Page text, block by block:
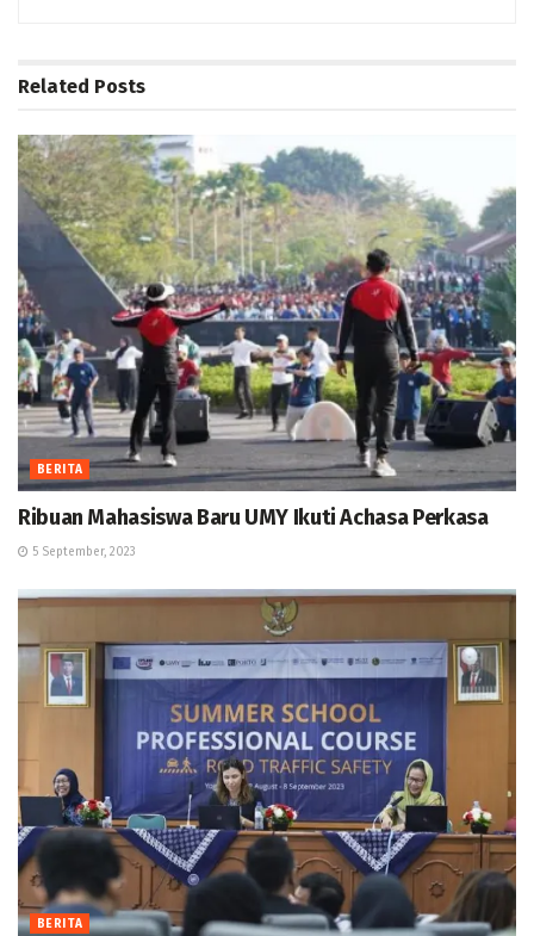
Related Posts
BERITA
Ribuan Mahasiswa Baru UMY Ikuti Achasa Perkasa
5 September, 2023
BERITA